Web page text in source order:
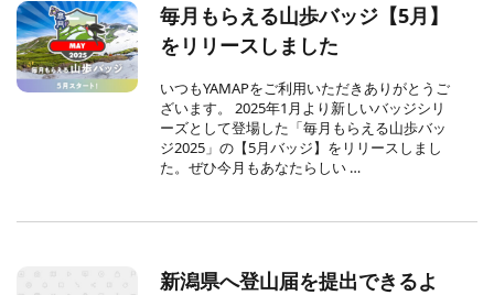
毎月もらえる山歩バッジ【5月】
をリリースしました
いつもYAMAPをご利用いただきありがとうご
ざいます。 2025年1月より新しいバッジシリ
ーズとして登場した「毎月もらえる山歩バッ
ジ2025」の【5月バッジ】をリリースしまし
た。ぜひ今月もあなたらしい …
新潟県へ登山届を提出できるよ